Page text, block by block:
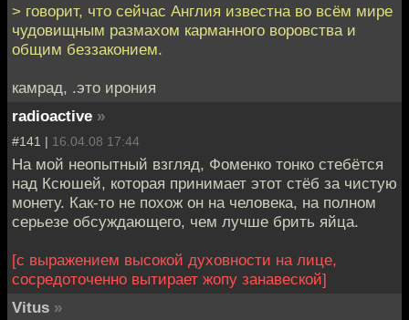
> говорит, что сейчас Англия известна во всём мире
чудовищным размахом карманного воровства и
общим беззаконием.
камрад, .это ирония
radioactive »
#141 | 16.04.08 17:44
На мой неопытный взгляд, Фоменко тонко стебётся
над Ксюшей, которая принимает этот стёб за чистую
монету. Как-то не похож он на человека, на полном
серьезе обсуждающего, чем лучше брить яйца.
[с выражением высокой духовности на лице,
сосредоточенно вытирает жопу занавеской]
Vitus »